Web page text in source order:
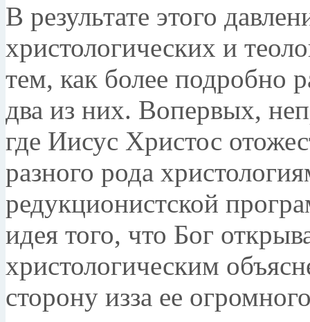
В результате этого
христологических и
тем, как более подробно
два из них. Во­первых,
где Иисус Христос
разного рода
редукционистской
идея того, что Бог
христологическим
сторону из­за ее